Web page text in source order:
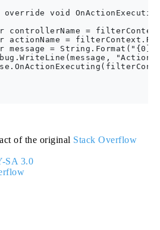
override void
controllerName =
actionName =
message = String.Format("{0}
"Action
of the original Stack Overflow
SA 3.0